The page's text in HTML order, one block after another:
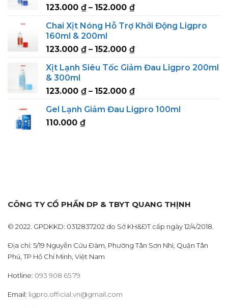
123.000 ₫ – 152.000 ₫Price
123.000 ₫
152.000 ₫
Chai Xịt Nóng Hỗ Trợ Khởi Động Ligpro
160ml & 200ml
123.000 ₫ – 152.000 ₫Price
123.000 ₫
152.000 ₫
Xịt Lạnh Siêu Tốc Giảm Đau Ligpro 200ml
& 300ml
123.000 ₫ – 152.000 ₫Price
123.000 ₫
Gel Lạnh Giảm Đau Ligpro 100ml
110.000 ₫
CÔNG TY CỔ PHẦN DP & TBYT QUANG THỊNH
© 2022. GPDKKD: 0312837202 do Sở KH&ĐT cấp ngày 12/4/2018.
Địa chỉ: 5/19 Nguyễn Cửu Đàm, Phường Tân Sơn Nhì, Quận Tân
Phú, TP Hồ Chí Minh, Việt Nam
Hotline: 093 908 65 79
Email: ligpro.official.vn@gmail.com